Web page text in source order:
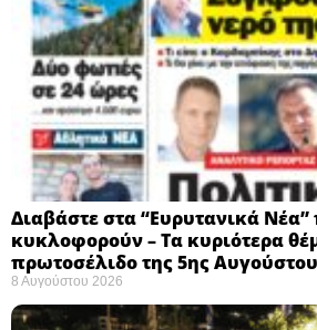
Διαβάστε στα “Ευρυτανικά Νέα”
κυκλοφορούν – Τα κυριότερα
πρωτοσέλιδο της 5ης Αυγούστου
8 Αυγούστου 2026